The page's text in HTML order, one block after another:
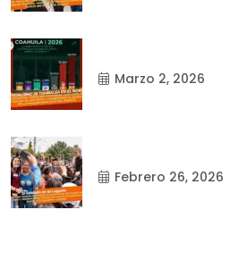
Marzo 2, 2026
Febrero 26, 2026